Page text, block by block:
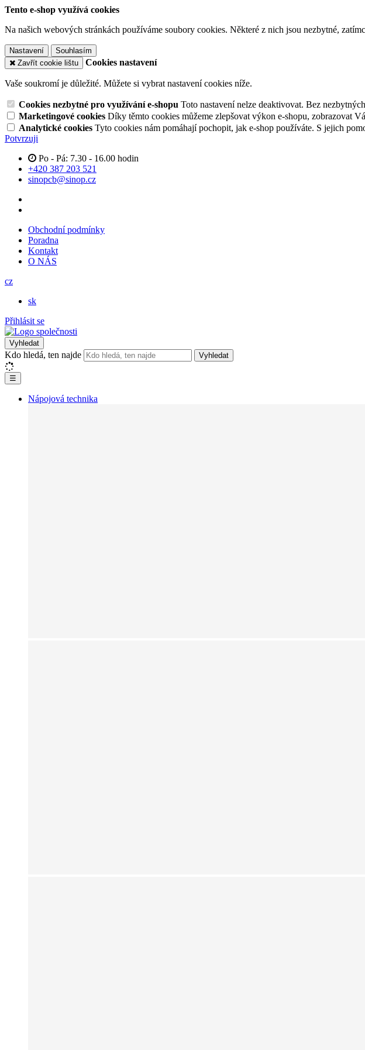
Tento e-shop využívá cookies
Na našich webových stránkách používáme soubory cookies. Některé z nich jsou nezbytné,
Nastavení
Souhlasím
Zavřít cookie lištu
Cookies nastavení
Vaše soukromí je důležité. Můžete si vybrat nastavení cookies níže.
Cookies nezbytné pro využívání e-shopu Toto nastavení nelze deaktivovat. Bez
Marketingové cookies Díky těmto cookies můžeme zlepšovat výkon e-shopu, zobrazovat
Analytické cookies Tyto cookies nám pomáhají pochopit, jak e-shop používáte. S jejich
Potvrzuji
Po - Pá: 7.30 - 16.00 hodin
+420 387 203 521
sinopcb@sinop.cz
Obchodní podmínky
Poradna
Kontakt
O NÁS
cz
sk
Přihlásit se
Vyhledat
Kdo hledá, ten najde Vyhledat
☰
Nápojová technika